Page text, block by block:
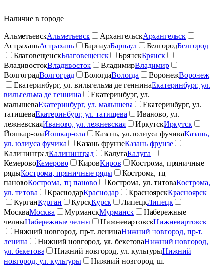
Наличие в городе
АльметьевскАльметьевск АрхангельскАрхангельск
АстраханьАстрахань БарнаулБарнаул БелгородБелгород
БлаговещенскБлаговещенск БрянскБрянск
ВладивостокВладивосток ВладимирВладимир
ВолгоградВолгоград ВологдаВологда ВоронежВоронеж
Екатеринбург, ул. вильгельма де геннинаЕкатеринбург, ул.
вильгельма де геннина
Екатеринбург, ул.
малышеваЕкатеринбург, ул. малышева
Екатеринбург, ул.
татищеваЕкатеринбург, ул. татищева
Иваново, ул.
лежневскаяИваново, ул. лежневская ИркутскИркутск
Йошкар-олаЙошкар-ола Казань, ул. юлиуса фучикаКазань,
ул. юлиуса фучика
Казань фрунзеКазань фрунзе
КалининградКалининград КалугаКалуга
КемеровоКемерово КировКиров
Кострома, пряничные
рядыКострома, пряничные ряды
Кострома, тц
пановоКострома, тц паново Кострома, ул. титоваКострома,
ул. титова
КраснодарКраснодар КрасноярскКрасноярск
КурганКурган КурскКурск ЛипецкЛипецк
МоскваМосква МурманскМурманск
Набережные
челныНабережные челны НижневартовскНижневартовск
Нижний новгород, пр-т. ленинаНижний новгород, пр-т.
ленина
Нижний новгород, ул. бекетоваНижний новгород,
ул. бекетова
Нижний новгород, ул. культурыНижний
новгород, ул. культуры
Нижний новгород, ш.